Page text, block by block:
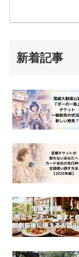
新着記事